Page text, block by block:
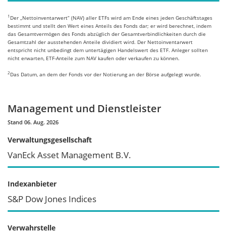
1 Der „Nettoinventarwert“ (NAV) aller ETFs wird am Ende eines jeden Geschäftstages
bestimmt und stellt den Wert eines Anteils des Fonds dar; er wird berechnet, indem
das Gesamtvermögen des Fonds abzüglich der Gesamtverbindlichkeiten durch die
Gesamtzahl der ausstehenden Anteile dividiert wird. Der Nettoinventarwert
entspricht nicht unbedingt dem untertägigen Handelswert des ETF. Anleger sollten
nicht erwarten, ETF-Anteile zum NAV kaufen oder verkaufen zu können.
2 Das Datum, an dem der Fonds vor der Notierung an der Börse aufgelegt wurde.
Management und Dienstleister
Stand 06. Aug. 2026
Verwaltungsgesellschaft
VanEck Asset Management B.V.
Indexanbieter
S&P Dow Jones Indices
Verwahrstelle